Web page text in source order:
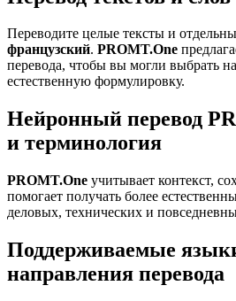
Переводите целые тексты и
французский. PROMT.One
перевода, чтобы вы могли выбрать
естественную формулировку.
Нейронный перевод
и терминология
PROMT.One учитывает контекст,
помогает получать более
деловых, технических и
Поддерживаемые
направления перевода